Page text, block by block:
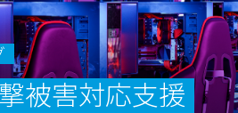
被害対応支援